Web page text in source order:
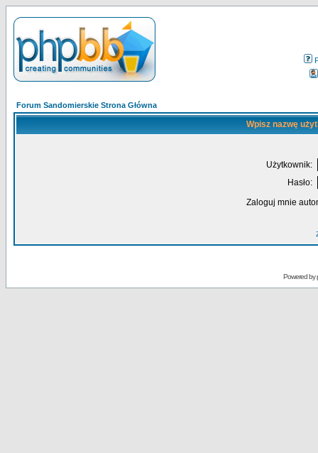
Forum Sandomierskie Strona Główna
Wpisz nazwę
Użytkownik:
Hasło:
Zaloguj mnie
Powered by